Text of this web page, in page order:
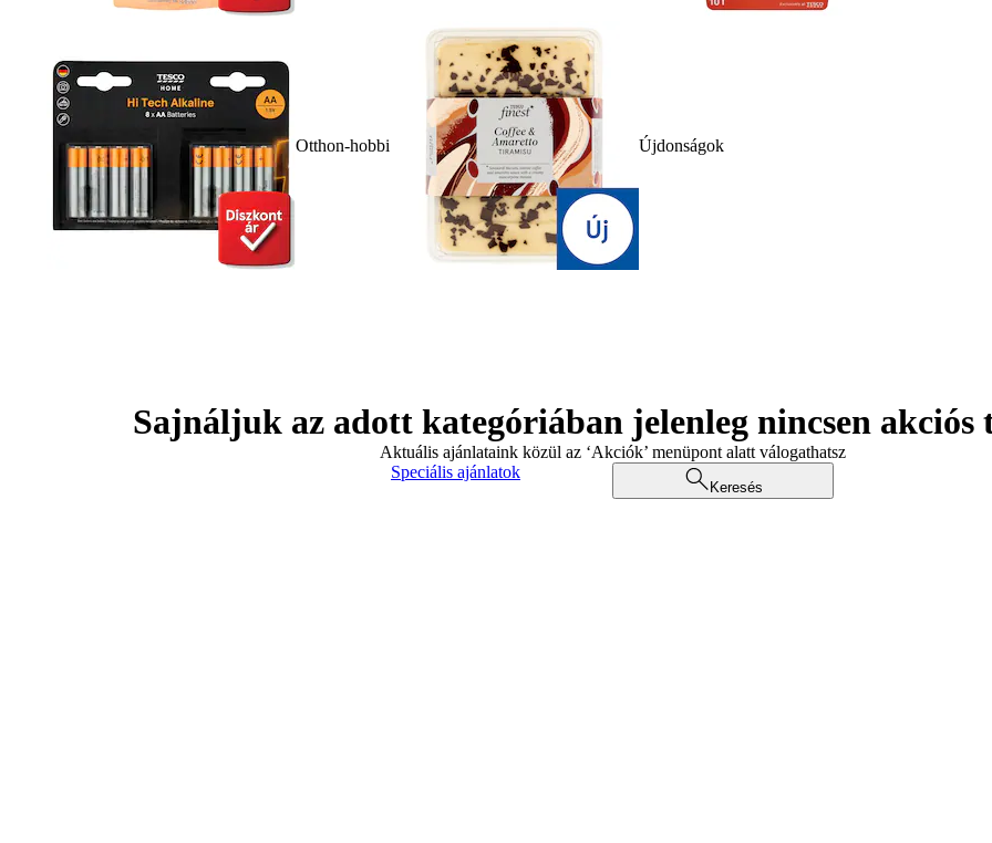
Otthon-hobbi Újdonságok
Sajnáljuk az adott kategóriában jelenleg nincsen akciós
Aktuális ajánlataink közül az ‘Akciók’ menüpont alatt válogathatsz
Speciális ajánlatok
Keresés